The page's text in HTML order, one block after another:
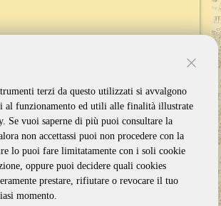
terzi da questo utilizzati si avvalgono
al funzionamento ed utili alle finalità illustrate
Se vuoi saperne di più puoi consultare la
non accettassi puoi non procedere con la
lo puoi fare limitatamente con i soli cookie
oppure puoi decidere quali cookies
prestare, rifiutare o revocare il tuo
momento.